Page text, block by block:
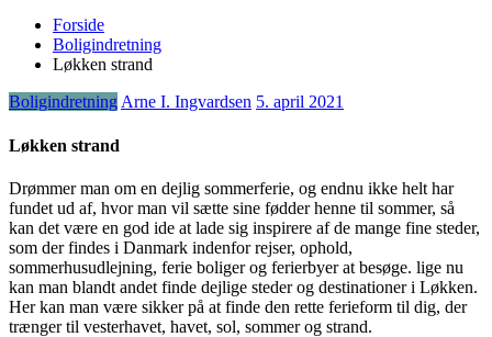
Forside
Boligindretning
Løkken strand
BoligindretningArne I. Ingvardsen 5. april 2021
Løkken strand
Drømmer man om en dejlig sommerferie, og endnu ikke helt har
fundet ud af, hvor man vil sætte sine fødder henne til sommer, så
kan det være en god ide at lade sig inspirere af de mange fine steder,
som der findes i Danmark indenfor rejser, ophold,
sommerhusudlejning, ferie boliger og ferierbyer at besøge. lige nu
kan man blandt andet finde dejlige steder og destinationer i Løkken.
Her kan man være sikker på at finde den rette ferieform til dig, der
trænger til vesterhavet, havet, sol, sommer og strand.